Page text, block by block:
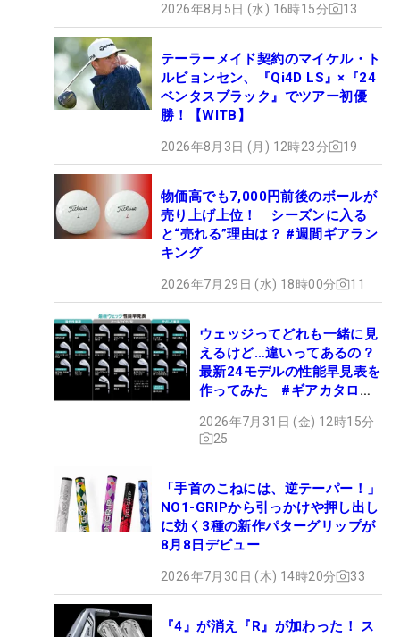
2026年8月5日 (水) 16時15分 13
テーラーメイド契約のマイケル・ト
ルビョンセン、『Qi4D LS』×『24
ベンタスブラック』でツアー初優
勝！【WITB】
2026年8月3日 (月) 12時23分 19
物価高でも7,000円前後のボールが
売り上げ上位！ シーズンに入る
と“売れる”理由は？ #週間ギアラン
キング
2026年7月29日 (水) 18時00分 11
ウェッジってどれも一緒に見
えるけど…違いってあるの？
最新24モデルの性能早見表を
作ってみた #ギアカタログ
2026年7月31日 (金) 12時15分
25
「手首のこねには、逆テーパー！」
NO1-GRIPから引っかけや押し出し
に効く3種の新作パターグリップが
8月8日デビュー
2026年7月30日 (木) 14時20分 33
『4』が消え『R』が加わった！ ス